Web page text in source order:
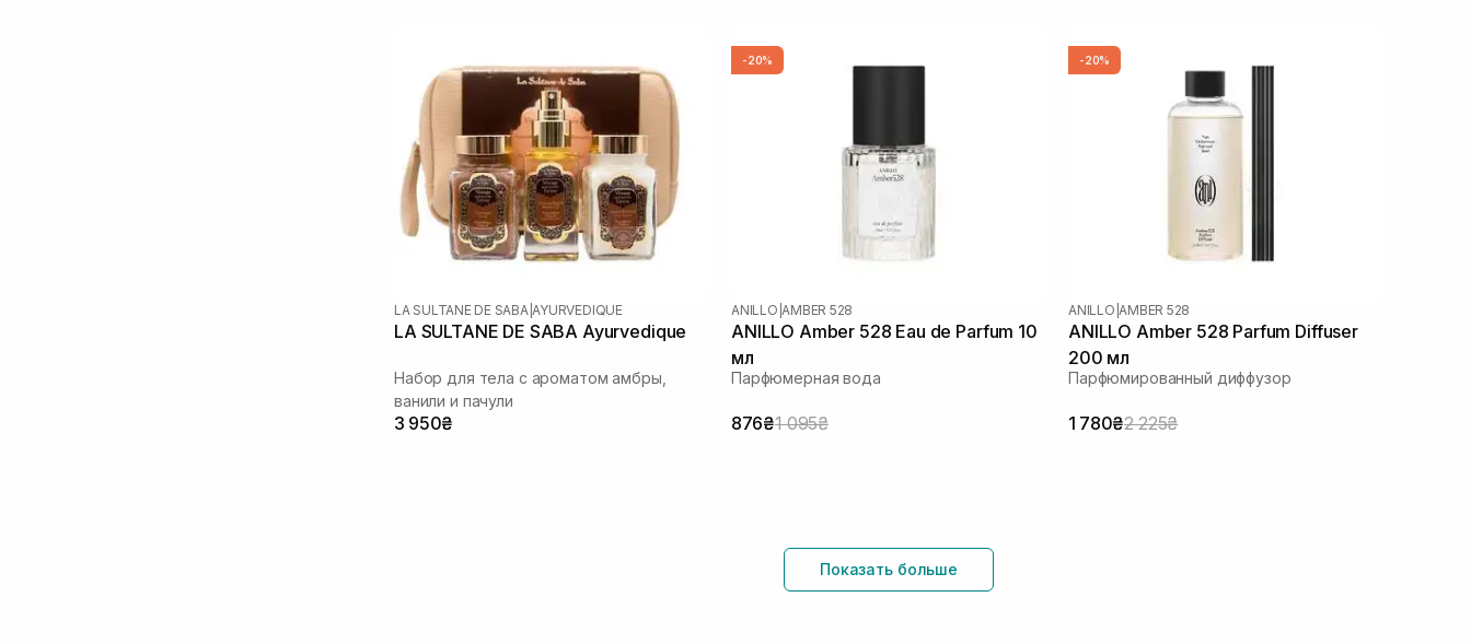
LA SULTANE DE SABA AYURVEDIQUE
LA SULTANE DE SABA Ayurvedique
Набор для тела с ароматом амбры,
ванили и пачули
3 950₴
-20%
ANILLO AMBER 528
ANILLO Amber 528 Eau de Parfum 10
мл
Парфюмерная вода
876₴1 095₴
-20%
ANILLO AMBER 528
ANILLO Amber 528 Parfum Diffuser
200 мл
Парфюмированный диффузор
1 780₴2 225₴
Показать больше